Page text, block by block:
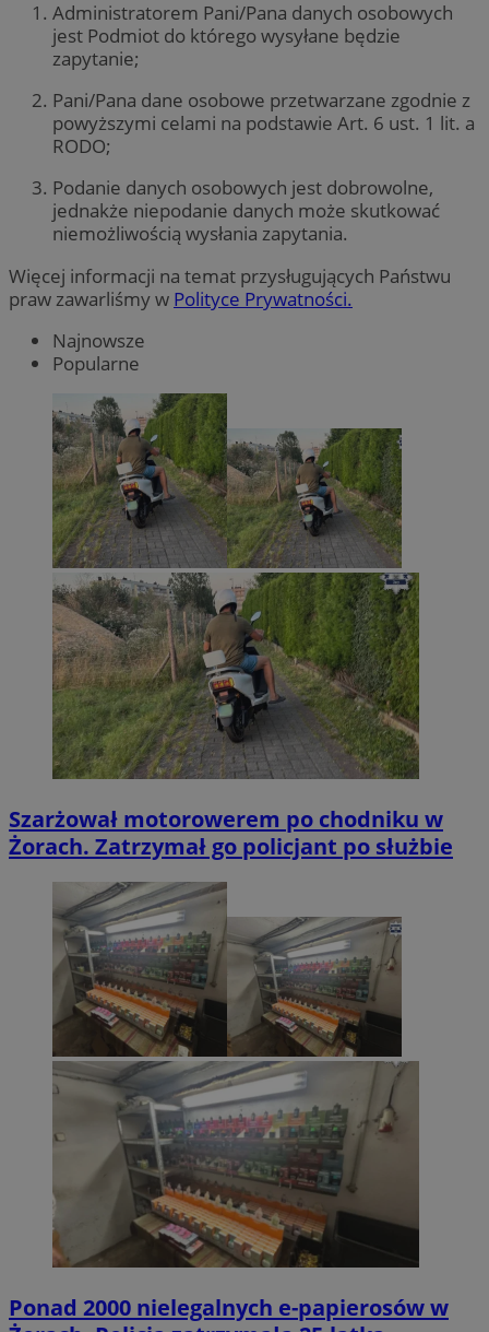
Administratorem Pani/Pana danych osobowych
jest Podmiot do którego wysyłane będzie
zapytanie;
Pani/Pana dane osobowe przetwarzane zgodnie z
powyższymi celami na podstawie Art. 6 ust. 1 lit. a
RODO;
Podanie danych osobowych jest dobrowolne,
jednakże niepodanie danych może skutkować
niemożliwością wysłania zapytania.
Więcej informacji na temat przysługujących Państwu
praw zawarliśmy w Polityce Prywatności.
Najnowsze
Popularne
Szarżował motorowerem po chodniku w
Żorach. Zatrzymał go policjant po służbie
Ponad 2000 nielegalnych e-papierosów w